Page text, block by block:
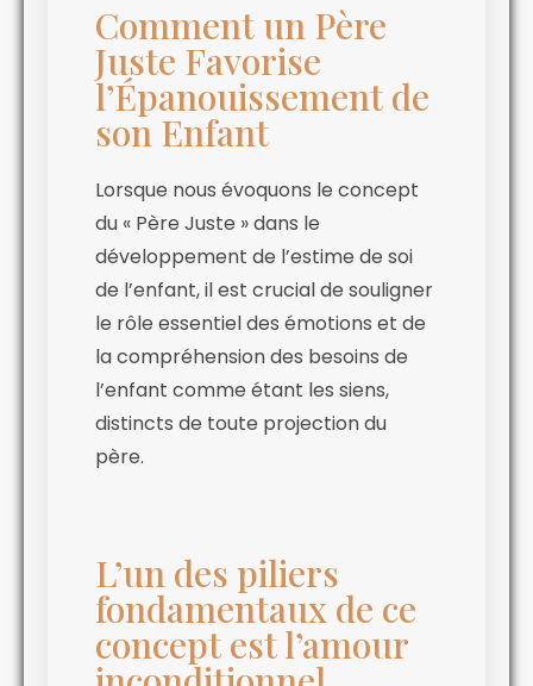
Comment un Père
Juste Favorise
l’Épanouissement de
son Enfant
Lorsque nous évoquons le concept
du « Père Juste » dans le
développement de l’estime de soi
de l’enfant, il est crucial de souligner
le rôle essentiel des émotions et de
la compréhension des besoins de
l’enfant comme étant les siens,
distincts de toute projection du
père.
L’un des piliers
fondamentaux de ce
concept est l’amour